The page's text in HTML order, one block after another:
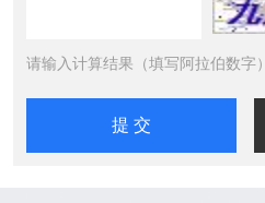
请输入计算结果（填写阿拉伯数字